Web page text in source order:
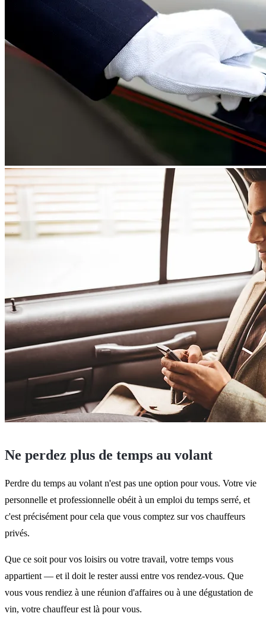
Ne perdez plus de temps au volant
Perdre du temps au volant n'est pas une option pour vous. Votre vie
personnelle et professionnelle obéit à un emploi du temps serré, et
c'est précisément pour cela que vous comptez sur vos chauffeurs
privés.
Que ce soit pour vos loisirs ou votre travail, votre temps vous
appartient — et il doit le rester aussi entre vos rendez-vous. Que
vous vous rendiez à une réunion d'affaires ou à une dégustation de
vin, votre chauffeur est là pour vous.